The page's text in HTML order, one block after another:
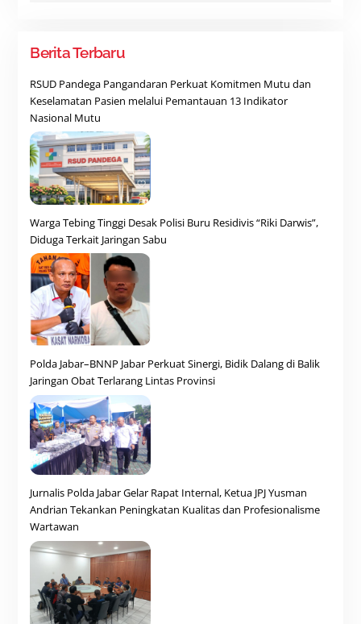
Berita Terbaru
RSUD Pandega Pangandaran Perkuat Komitmen Mutu dan
Keselamatan Pasien melalui Pemantauan 13 Indikator
Nasional Mutu
Warga Tebing Tinggi Desak Polisi Buru Residivis “Riki Darwis”,
Diduga Terkait Jaringan Sabu
Polda Jabar–BNNP Jabar Perkuat Sinergi, Bidik Dalang di Balik
Jaringan Obat Terlarang Lintas Provinsi
Jurnalis Polda Jabar Gelar Rapat Internal, Ketua JPJ Yusman
Andrian Tekankan Peningkatan Kualitas dan Profesionalisme
Wartawan